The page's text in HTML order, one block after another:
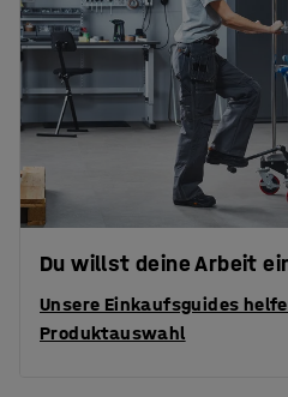
Du willst deine Arbeit
Unsere Einkaufsguides
Produktauswahl